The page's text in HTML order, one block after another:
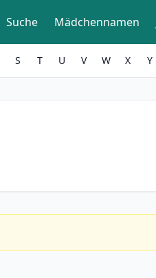
Suche Mädchennamen
S T U V W X Y